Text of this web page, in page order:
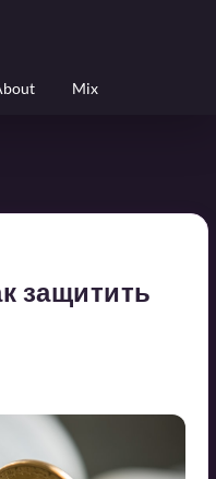
Mix
защитить